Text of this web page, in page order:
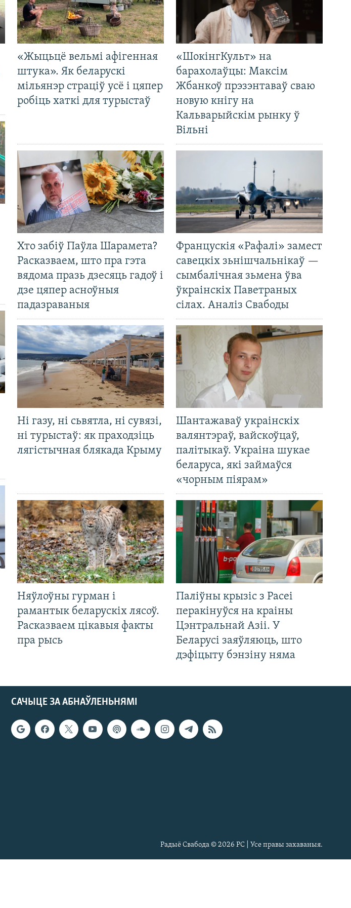
«Жыцьцё вельмі афігенная
штука». Як беларускі
мільянэр страціў усё і цяпер
робіць хаткі для турыстаў
«ШокінгКульт» на
барахолаўцы: Максім
Жбанкоў прэзэнтаваў сваю
новую кнігу на
Кальварыйскім рынку ў
Вільні
Хто забіў Паўла Шарамета?
Расказваем, што пра гэта
вядома празь дзесяць гадоў і
дзе цяпер асноўныя
падазраваныя
Францускія «Рафалі» замест
савецкіх зьнішчальнікаў —
сымбалічная зьмена ўва
ўкраінскіх Паветраных
сілах. Аналіз Свабоды
Ні газу, ні сьвятла, ні сувязі,
ні турыстаў: як праходзіць
лягістычная блякада Крыму
Шантажаваў украінскіх
валянтэраў, вайскоўцаў,
палітыкаў. Украіна шукае
беларуса, які займаўся
«чорным піярам»
Няўлоўны гурман і
рамантык беларускіх лясоў.
Расказваем цікавыя факты
пра рысь
Паліўны крызіс з Расеі
перакінуўся на краіны
Цэнтральнай Азіі. У
Беларусі заяўляюць, што
дэфіцыту бэнзіну няма
САЧЫЦЕ ЗА АБНАЎЛЕНЬНЯМІ
Радыё Свабода © 2026 РС | Усе правы захаваныя.